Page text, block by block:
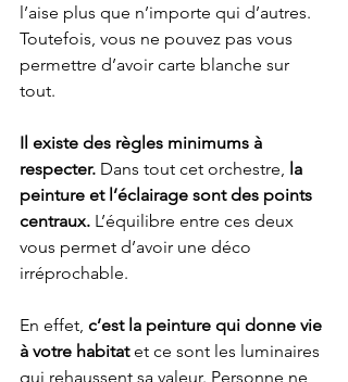
l’aise plus que n’importe qui d’autres.
Toutefois, vous ne pouvez pas vous
permettre d’avoir carte blanche sur
tout.
Il existe des règles minimums à
respecter. Dans tout cet orchestre, la
peinture et l’éclairage sont des points
centraux. L’équilibre entre ces deux
vous permet d’avoir une déco
irréprochable.
En effet, c’est la peinture qui donne vie
à votre habitat et ce sont les luminaires
qui rehaussent sa valeur. Personne ne